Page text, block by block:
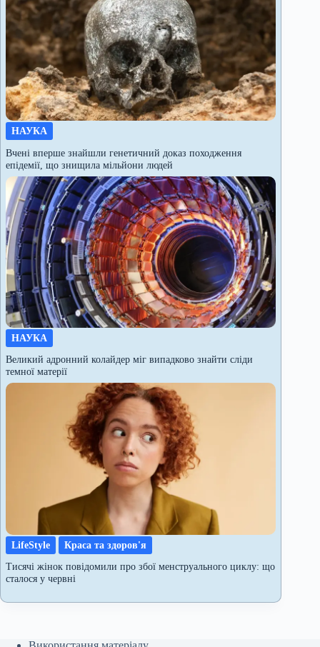
НАУКА
Вчені вперше знайшли генетичний доказ походження
епідемії, що знищила мільйони людей
НАУКА
Великий адронний колайдер міг випадково знайти сліди
темної матерії
LifeStyle
Краса та здоров'я
Тисячі жінок повідомили про збої менструального циклу: що
сталося у червні